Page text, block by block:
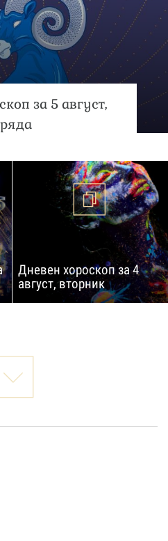
за 5 август,
Дневен хороскоп за 4
август, вторник